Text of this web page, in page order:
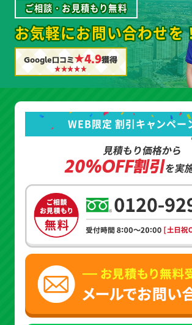
ご相談・お見積もり無料
お気軽にお問い合わせを
Google口コミ★4.9獲得
WEB限定 割引キャンペー
見積もり価格から
20%OFF割引を実